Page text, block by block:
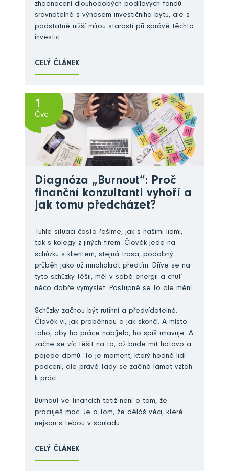
zhodnocení dlouhodobých podílových fondů
srovnatelné s výnosem investičního bytu, ale s
podstatně nižší mírou starostí při správě těchto
investic.
CELÝ ČLÁNEK
1
Čvc
Diagnóza „Burnout“: Proč
finanční konzultanti vyhoří a
jak tomu předcházet?
Tuhle situaci často řešíme, jak s našimi lidmi,
tak s kolegy z jiných firem. Člověk jede na
schůzku s klientem, stejná trasa, podobný
průběh jako už mnohokrát předtím. Dříve se na
tyto schůzky těšil, měl v sobě energii a chuť
něco dobře vymyslet. Postupně se to ale mění.
Schůzky začnou být rutinní a předvídatelné.
Člověk ví, jak proběhnou a jak skončí. A místo
toho, aby ho práce nabíjela, ho spíš unavuje. A
začne se víc těšit na to, až bude mít hotovo a
pojede domů. To je moment, který hodně lidí
podcení, ale právě tady se začíná lámat vztah
k práci.
Burnout ve financích totiž není o tom, že
pracuješ moc. Je o tom, že děláš věci, které
nejsou s tebou v souladu.
CELÝ ČLÁNEK